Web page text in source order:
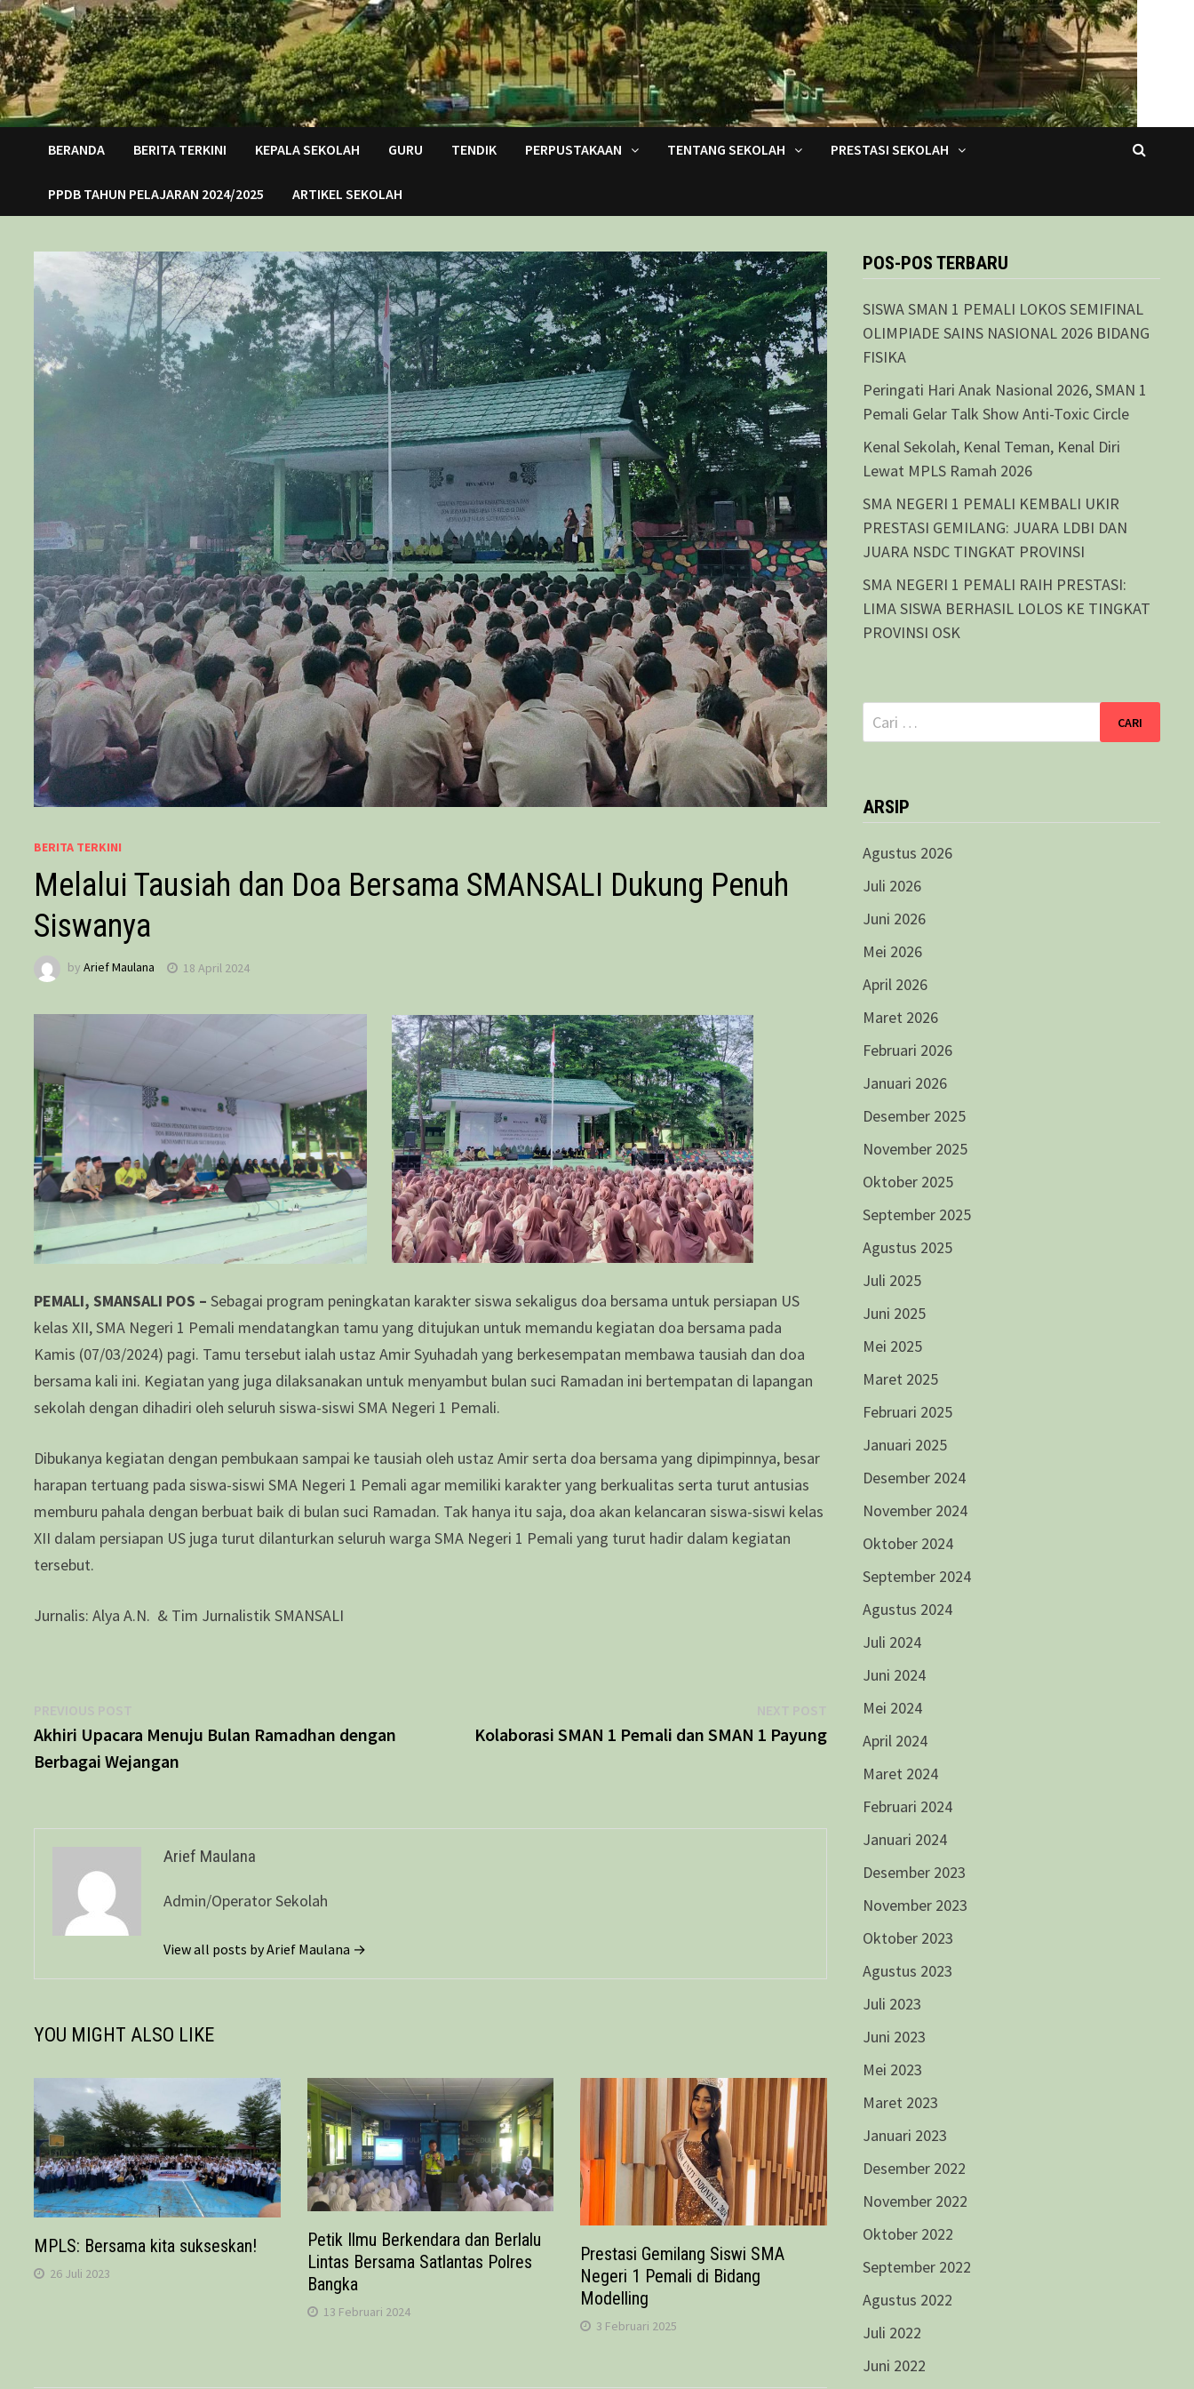
BERANDA BERITA TERKINI KEPALA SEKOLAH GURU TENDIK PERPUSTAKAAN TENTANG SEKOLAH PRESTASI SEKOLAH
PPDB TAHUN PELAJARAN 2024/2025 ARTIKEL SEKOLAH
BERITA TERKINI
Melalui Tausiah dan Doa Bersama SMANSALI Dukung Penuh
Siswanya
byArief Maulana 18 April 2024
PEMALI, SMANSALI POS –Sebagai program peningkatan karakter siswa sekaligus doa bersama untuk persiapan US
kelas XII, SMA Negeri 1 Pemali mendatangkan tamu yang ditujukan untuk memandu kegiatan doa bersama pada
Kamis (07/03/2024) pagi. Tamu tersebut ialah ustaz Amir Syuhadah yang berkesempatan membawa tausiah dan doa
bersama kali ini. Kegiatan yang juga dilaksanakan untuk menyambut bulan suci Ramadan ini bertempatan di lapangan
sekolah dengan dihadiri oleh seluruh siswa-siswi SMA Negeri 1 Pemali.
Dibukanya kegiatan dengan pembukaan sampai ke tausiah oleh ustaz Amir serta doa bersama yang dipimpinnya, besar
harapan tertuang pada siswa-siswi SMA Negeri 1 Pemali agar memiliki karakter yang berkualitas serta turut antusias
memburu pahala dengan berbuat baik di bulan suci Ramadan. Tak hanya itu saja, doa akan kelancaran siswa-siswi kelas
XII dalam persiapan US juga turut dilanturkan seluruh warga SMA Negeri 1 Pemali yang turut hadir dalam kegiatan
tersebut.
Jurnalis: Alya A.N. & Tim Jurnalistik SMANSALI
Navigasi
pos
PREVIOUS POST
post:
Akhiri Upacara Menuju Bulan Ramadhan dengan
Berbagai Wejangan
NEXT POSTNext
post:
Kolaborasi SMAN 1 Pemali dan SMAN 1 Payung
Arief Maulana
Admin/Operator Sekolah
View all posts by Arief Maulana →
YOU MIGHT ALSO LIKE
MPLS: Bersama kita sukseskan!
26 Juli 2023
Petik Ilmu Berkendara dan Berlalu
Lintas Bersama Satlantas Polres
Bangka
13 Februari 2024
Prestasi Gemilang Siswi SMA
Negeri 1 Pemali di Bidang
Modelling
3 Februari 2025
POS-POS TERBARU
SISWA SMAN 1 PEMALI LOKOS SEMIFINAL
OLIMPIADE SAINS NASIONAL 2026 BIDANG
FISIKA
Peringati Hari Anak Nasional 2026, SMAN 1
Pemali Gelar Talk Show Anti-Toxic Circle
Kenal Sekolah, Kenal Teman, Kenal Diri
Lewat MPLS Ramah 2026
SMA NEGERI 1 PEMALI KEMBALI UKIR
PRESTASI GEMILANG: JUARA LDBI DAN
JUARA NSDC TINGKAT PROVINSI
SMA NEGERI 1 PEMALI RAIH PRESTASI:
LIMA SISWA BERHASIL LOLOS KE TINGKAT
PROVINSI OSK
Cari
untuk:
ARSIP
Agustus 2026
Juli 2026
Juni 2026
Mei 2026
April 2026
Maret 2026
Februari 2026
Januari 2026
Desember 2025
November 2025
Oktober 2025
September 2025
Agustus 2025
Juli 2025
Juni 2025
Mei 2025
Maret 2025
Februari 2025
Januari 2025
Desember 2024
November 2024
Oktober 2024
September 2024
Agustus 2024
Juli 2024
Juni 2024
Mei 2024
April 2024
Maret 2024
Februari 2024
Januari 2024
Desember 2023
November 2023
Oktober 2023
Agustus 2023
Juli 2023
Juni 2023
Mei 2023
Maret 2023
Januari 2023
Desember 2022
November 2022
Oktober 2022
September 2022
Agustus 2022
Juli 2022
Juni 2022